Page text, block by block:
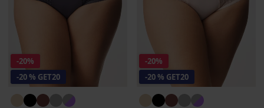
-20%
-20 % GET20
-20%
-20 % GET20